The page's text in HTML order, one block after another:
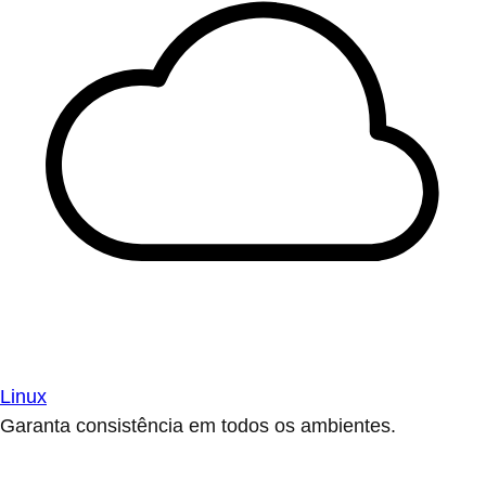
Linux
Garanta consistência em todos os ambientes.